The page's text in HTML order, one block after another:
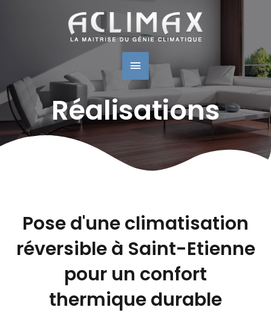
Menu
Principal
Réalisations
Pose d'une climatisation
réversible à Saint-Etienne
pour un confort
thermique durable